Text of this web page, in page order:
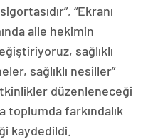
“Ekranı
aile hekimin
sağlıklı
sağlıklı nesiller”
düzenleneceği
toplumda farkındalık
kaydedildi.